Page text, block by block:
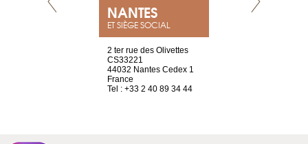
NANTES
ET SIÈGE SOCIAL
2 ter rue des Olivettes
CS33221
44032 Nantes Cedex 1
France
Tel : +33 2 40 89 34 44